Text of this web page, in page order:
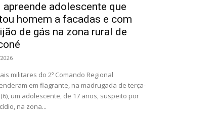
apreende adolescente que
homem a facadas e com
de gás na zona rural de
militares do 2º Comando Regional
em flagrante, na madrugada de terça-
um adolescente, de 17 anos, suspeito por
na zona...